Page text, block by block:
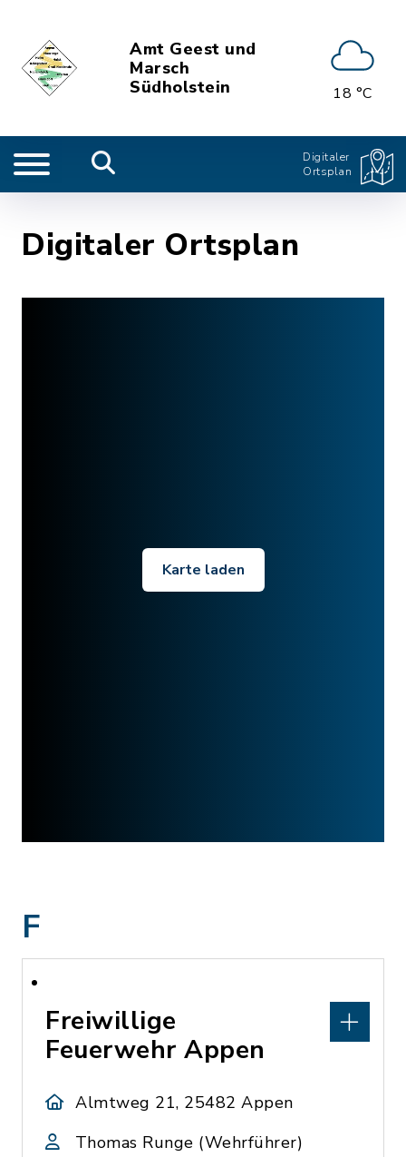
Amt Geest und
Marsch
Südholstein
18 °C
Digitaler
Ortsplan
Digitaler Ortsplan
Karte laden
F
Freiwillige
Feuerwehr Appen
Almtweg 21, 25482 Appen
Thomas Runge (Wehrführer)